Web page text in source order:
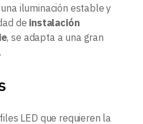
iluminación estable y
de instalación
, se adapta a una gran
LED que requieren la